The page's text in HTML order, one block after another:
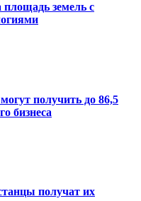
площадь земель с
получить до 86,5
бизнеса
получат их